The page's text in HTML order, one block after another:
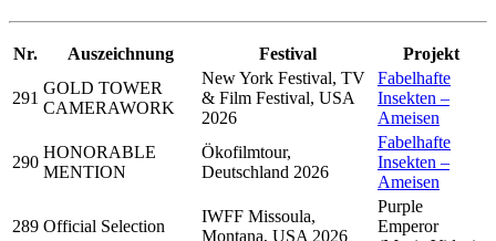
Nr. Auszeichnung Festival Projekt
291
GOLD TOWER
CAMERAWORK
New York Festival, TV
& Film Festival, USA
2026
Fabelhafte
Insekten –
Ameisen
290
HONORABLE
MENTION
Ökofilmtour,
Deutschland 2026
Fabelhafte
Insekten –
Ameisen
289 Official Selection
IWFF Missoula,
Montana, USA 2026
Purple
Emperor